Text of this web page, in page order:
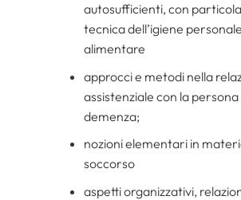
autosufficienti, con
tecnica dell’igiene
alimentare
approcci e metodi nella
assistenziale con la
demenza;
nozioni elementari in
soccorso
aspetti organizzativi,